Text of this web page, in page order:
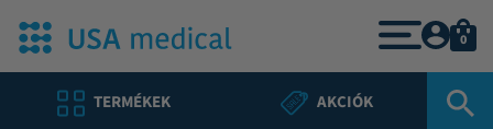
TERMÉKEK AKCIÓK
0